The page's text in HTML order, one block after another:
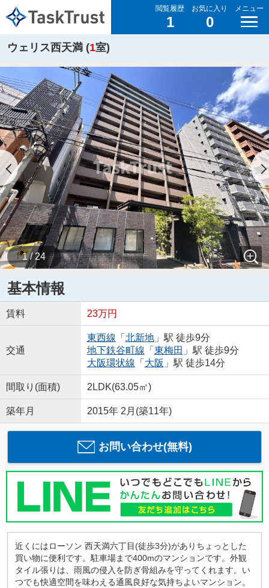
閲覧履歴
1
お気に入り
0
メニュー
ウェリス西天満 (1室)
1 / 24
基本情報
賃料 23万円
交通
東西線 「 北新地」駅 徒歩9分
地下鉄谷町線 「 東梅田 」駅 徒歩9分
大阪環状線 「 大阪 」駅 徒歩14分
間取り(面積) 2LDK(63.05㎡)
築年月 2015年 2月(築11年)
お問い合わせ(無料)
近くにはローソン 西天満六丁目(徒歩3分)がありちょっとした
買い物に便利です。駐車場まで400mのマンションです。外観
タイル張りは、雨風の侵入を防ぎ骨組みを守ってくれます。い
つでも快適空間を味わえる通風良好な気持ちよいマンション。